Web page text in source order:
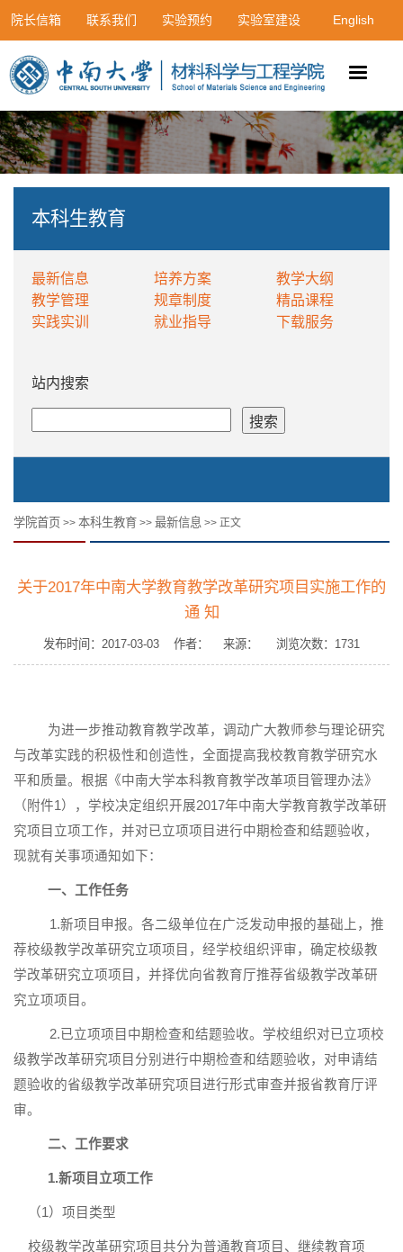
院长信箱 联系我们 实验预约 实验室建设 English
本科生教育
最新信息 培养方案
教学大纲
教学管理
规章制度
精品课程
实践实训
就业指导 下载服务
站内搜索
学院首页 >> 本科生教育 >> 最新信息 >> 正文
关于2017年中南大学教育教学改革研究项目实施工作的
通 知
发布时间：2017-03-03 作者： 来源： 浏览次数： 1731
为进一步推动教育教学改革，调动广大教师参与理论研究
与改革实践的积极性和创造性，全面提高我校教育教学研究水
平和质量。根据《中南大学本科教育教学改革项目管理办法》
（附件1 ），学校决定组织开展2017年中南大学教育教学改革研
究项目立项工作，并对已立项项目进行中期检查和结题验收，
现就有关事项通知如下：
一、工作任务
1.新项目申报。各二级单位在广泛发动申报的基础上，推
荐校级教学改革研究立项项目，经学校组织评审，确定校级教
学改革研究立项项目，并择优向省教育厅推荐省级教学改革研
究立项项目。
2.已立项项目中期检查和结题验收。学校组织对已立项校
级教学改革研究项目分别进行中期检查和结题验收，对申请结
题验收的省级教学改革研究项目进行形式审查并报省教育厅评
审。
二、工作要求
1.新项目立项工作
（1 ）项目类型
校级教学改革研究项目共分为普通教育项目、继续教育项